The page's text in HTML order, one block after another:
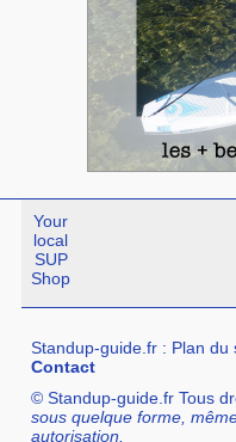
Your
local
SUP
Shop
Standup-guide.fr : Plan du
Contact
© Standup-guide.fr Tous
sous quelque forme,
autorisation.